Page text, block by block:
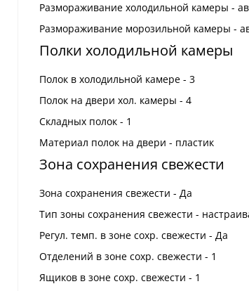
Размораживание холодильной камеры -
Размораживание морозильной камеры -
Полки холодильной камеры
Полок в холодильной камере - 3
Полок на двери хол. камеры - 4
Складных полок - 1
Материал полок на двери - пластик
Зона сохранения свежести
Зона сохранения свежести - Да
Тип зоны сохранения свежести -
Регул. темп. в зоне сохр. свежести - Да
Отделений в зоне сохр. свежести - 1
Ящиков в зоне сохр. свежести - 1